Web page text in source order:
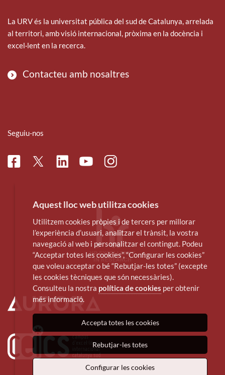
La URV és la universitat pública del sud de Catalunya, arrelada
al territori, amb visió internacional, pròxima en la docència i
excel·lent en la recerca.
Contacteu amb nosaltres
Seguiu-nos
FacebookTwitterLinkedinYoutubeInstagram
Aquest lloc web utilitza cookies
Utilitzem cookies pròpies i de tercers per millorar
l’experiència d’usuari, analitzar el trànsit, la vostra
navegació al web i personalitzar el contingut. Podeu
“Acceptar totes les cookies”, “Configurar les cookies”
que voleu acceptar o bé “Rebutjar-les totes” (excepte
les cookies tècniques que són necessàries).
Consulteu la nostra política de cookies per obtenir
més informació.
Accepta totes les cookies
Rebutjar-les totes
Configurar les cookies